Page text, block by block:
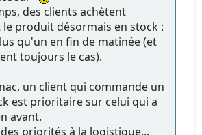
des clients achètent
produit désormais en stock :
qu'un en fin de matinée (et
toujours le cas).
un client qui commande un
est prioritaire sur celui qui a
avant.
priorités à la logistique...